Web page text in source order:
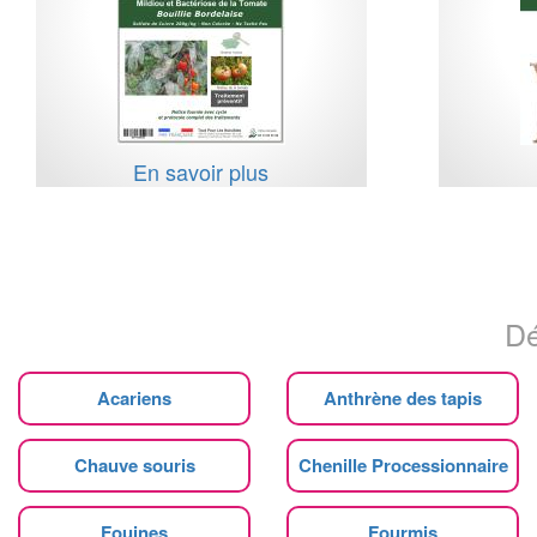
En savoir plus
Acariens Anthrène des tapis
Chauve souris Chenille Processionnaire